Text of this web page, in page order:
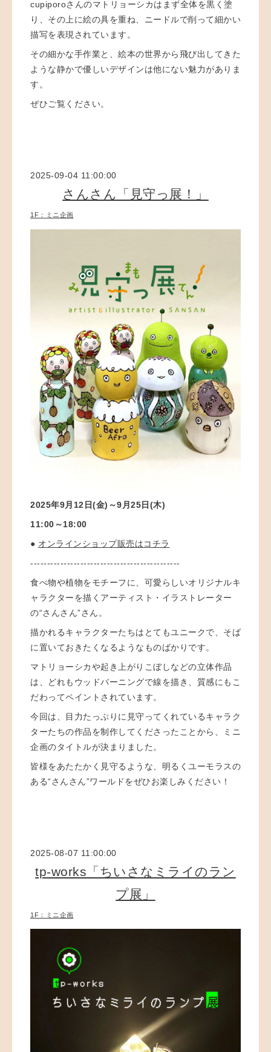
cupiporoさんのマトリョーシカはまず全体を黒く塗
り、その上に絵の具を重ね、ニードルで削って細かい
描写を表現されています。
その細かな手作業と、絵本の世界から飛び出してきた
ような静かで優しいデザインは他にない魅力がありま
す。
ぜひご覧ください。
2025-09-04 11:00:00
さんさん「見守っ展！」
1F：ミニ企画
2025年9月12日(金)～9月25日(木)
11:00～18:00
● オンラインショップ販売はコチラ
---------------------------------------------
食べ物や植物をモチーフに、可愛らしいオリジナルキ
ャラクターを描くアーティスト・イラストレーター
の“さんさん”さん。
描かれるキャラクターたちはとてもユニークで、そば
に置いておきたくなるようなものばかりです。
マトリョーシカや起き上がりこぼしなどの立体作品
は、どれもウッドバーニングで線を描き、質感にもこ
だわってペイントされています。
今回は、目力たっぷりに見守ってくれているキャラク
ターたちの作品を制作してくださったことから、
ミニ
企画のタイトルが決まりました。
皆様をあたたかく見守るような、 明るくユーモラスの
ある“さんさん”ワールドをぜひお楽しみください！
2025-08-07 11:00:00
tp-works「ちいさなミライのラン
プ展」
1F：ミニ企画